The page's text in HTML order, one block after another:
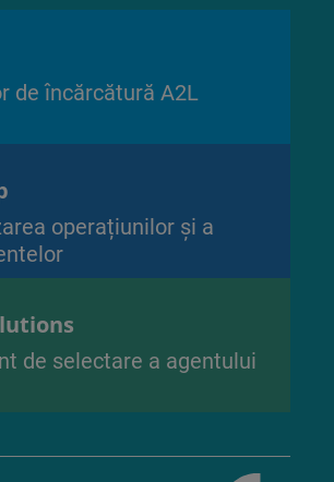
de încărcătură A2L
operațiunilor și a
de selectare a agentului